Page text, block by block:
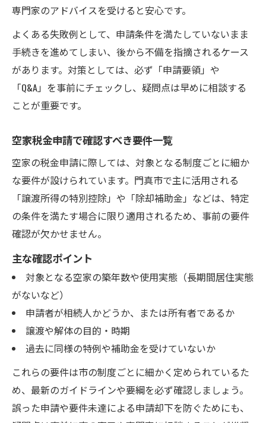
専門家のアドバイスを受けると安心です。
よくある失敗例として、申請条件を満たしていないまま
手続きを進めてしまい、後から不備を指摘されるケース
があります。対策としては、必ず「申請要領」や
「Q&A」を事前にチェックし、疑問点は早めに相談する
ことが重要です。
空家税金申請で確認すべき要件一覧
空家の税金申請に際しては、対象となる制度ごとに細か
な要件が設けられています。門真市で主に活用される
「譲渡所得の特別控除」や「除却補助金」などは、特定
の条件を満たす場合に限り適用されるため、事前の要件
確認が欠かせません。
主な確認ポイント
対象となる空家の築年数や使用実態（長期間居住実態
がないなど）
申請者が相続人かどうか、または所有者であるか
譲渡や解体の目的・時期
過去に同様の特例や補助金を受けていないか
これらの要件は市の制度ごとに細かく定められているた
め、最新のガイドラインや要綱を必ず確認しましょう。
誤った申請や要件未達による申請却下を防ぐためにも、